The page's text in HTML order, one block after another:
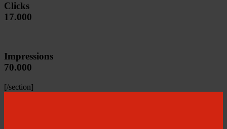
Clicks
17.000
Impressions
70.000
[/section]